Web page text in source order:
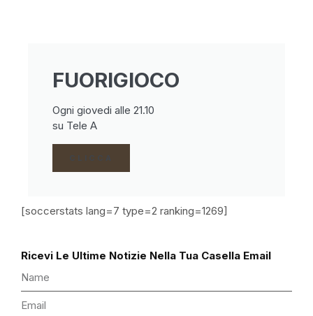
FUORIGIOCO
Ogni giovedi alle 21.10
su Tele A
CLICCA
[soccerstats lang=7 type=2 ranking=1269]
Ricevi Le Ultime Notizie Nella Tua Casella Email